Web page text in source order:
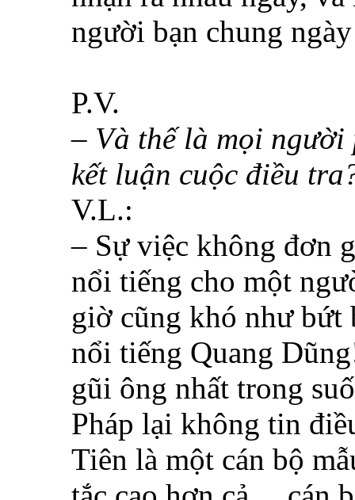
người bạn chung
P.V.
– Và thế là mọi
kết luận cuộc điều
V.L.:
– Sự việc không đơn
nổi tiếng cho một
giờ cũng khó như bứt
nổi tiếng Quang
gũi ông nhất trong
Pháp lại không tin
Tiên là một cán bộ